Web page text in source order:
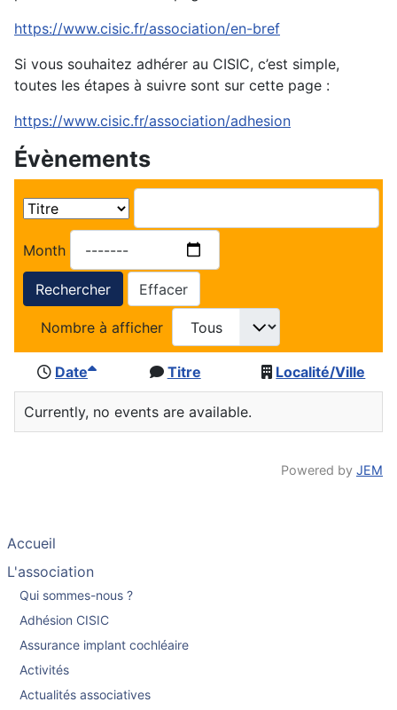
https://www.cisic.fr/association/en-bref
Si vous souhaitez adhérer au CISIC, c’est simple,
toutes les étapes à suivre sont sur cette page :
https://www.cisic.fr/association/adhesion
Évènements
Month
Rechercher Effacer
Nombre à afficher
Date Titre Localité/Ville
Currently, no events are available.
Powered by JEM
Accueil
L'association
Qui sommes-nous ?
Adhésion CISIC
Assurance implant cochléaire
Activités
Actualités associatives